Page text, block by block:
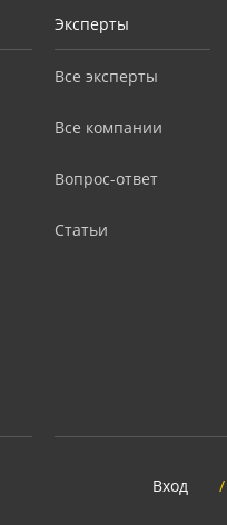
Эксперты
Все эксперты
Все компании
Вопрос-ответ
Статьи
Вход /